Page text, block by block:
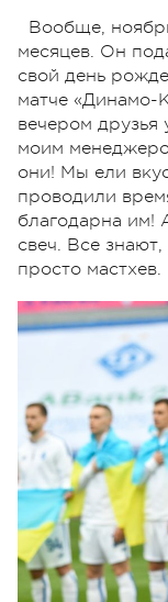
Вообще,
месяцев. Он
свой день
матче «Динамо-
вечером
моим
они! Мы ели
проводили
благодарна им!
свеч. Все
просто мастхев.